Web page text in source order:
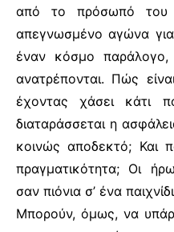
από το πρόσωπό του
απεγνωσμένο αγώνα
έναν κόσμο παράλογο,
ανατρέπονται. Πώς
έχοντας χάσει κάτι
διαταράσσεται η
κοινώς αποδεκτό; Και
πραγματικότητα; Οι
σαν πιόνια σ’ ένα
Μπορούν, όμως, να